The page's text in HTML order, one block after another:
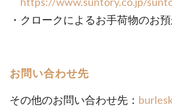
・クロークによるお手荷物のお
お問い合わせ先
その他のお問い合わせ先：